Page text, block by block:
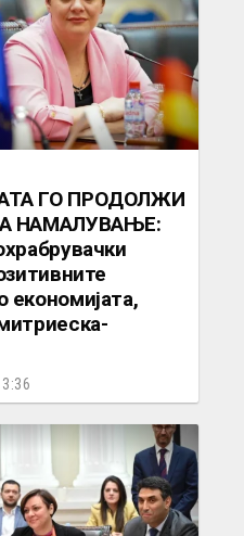
ГО ПРОДОЛЖИ
НАМАЛУВАЊЕ: